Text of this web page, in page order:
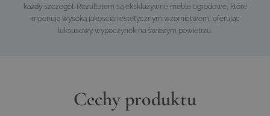
każdy szczegół. Rezultatem są ekskluzywne meble ogrodowe, które
imponują wysoką jakością i estetycznym wzornictwem, oferując
luksusowy wypoczynek na świeżym powietrzu.
Cechy produktu